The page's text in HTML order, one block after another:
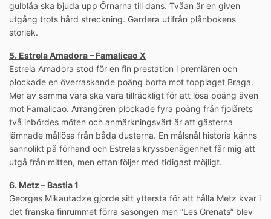
gulblåa ska bjuda upp Örnarna till dans. Tvåan är en given
utgång trots hård streckning. Gardera utifrån plånbokens
storlek.
5. Estrela Amadora – Famalicao X
Estrela Amadora stod för en fin prestation i premiären och
plockade en överraskande poäng borta mot topplaget Braga.
Mer av samma vara ska vara tillräckligt för att lösa poäng även
mot Famalicao. Arrangören plockade fyra poäng från fjolårets
två inbördes möten och anmärkningsvärt är att gästerna
lämnade mållösa från båda dusterna. En målsnål historia känns
sannolikt på förhand och Estrelas kryssbenägenhet får mig att
utgå från mitten, men ettan följer med tidigast möjligt.
6. Metz – Bastia 1
Georges Mikautadze gjorde sitt yttersta för att hålla Metz kvar i
det franska finrummet förra säsongen men “Les Grenats” blev